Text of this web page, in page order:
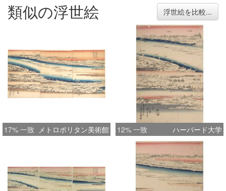
類似の浮世絵 浮世絵を比較...
17% 一致 メトロポリタン美術館 12% 一致 ハーバード大学